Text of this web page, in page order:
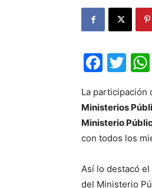
La participación
Ministerios
Ministerio
con todos los
Así lo destacó el
del Ministerio